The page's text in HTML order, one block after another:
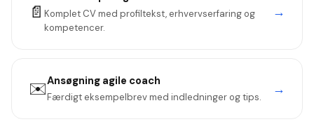
📄 Komplet CV med profiltekst, erhvervserfaring og
kompetencer.
→
✉️Ansøgning agile coach
Færdigt eksempelbrev med indledninger og tips.
→